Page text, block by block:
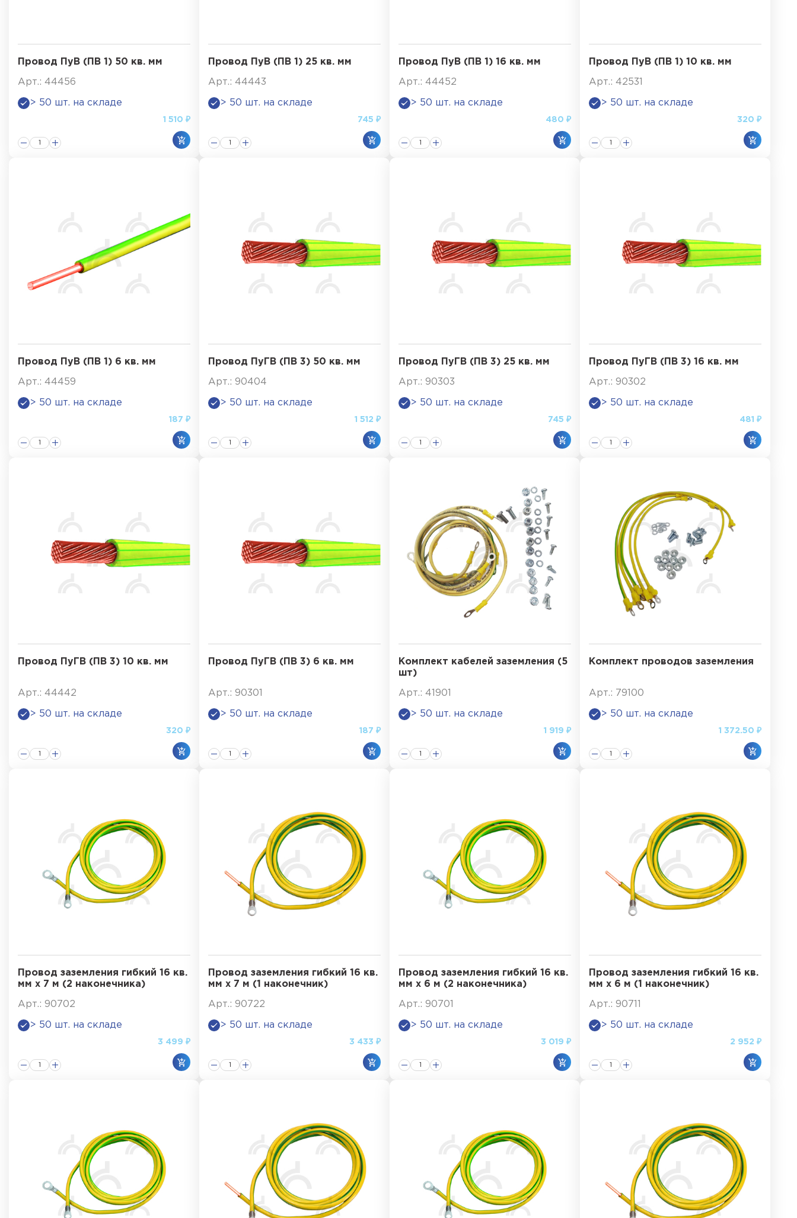
Провод ПуВ (ПВ 1) 50 кв. мм
Арт.: 44456
> 50 шт. на складе
1 510 ₽
Провод ПуВ (ПВ 1) 25 кв. мм
Арт.: 44443
> 50 шт. на складе
745 ₽
Провод ПуВ (ПВ 1) 16 кв. мм
Арт.: 44452
> 50 шт. на складе
480 ₽
Провод ПуВ (ПВ 1) 10 кв. мм
Арт.: 42531
> 50 шт. на складе
320 ₽
Провод ПуВ (ПВ 1) 6 кв. мм
Арт.: 44459
> 50 шт. на складе
187 ₽
Провод ПуГВ (ПВ 3) 50 кв. мм
Арт.: 90404
> 50 шт. на складе
1 512 ₽
Провод ПуГВ (ПВ 3) 25 кв. мм
Арт.: 90303
> 50 шт. на складе
745 ₽
Провод ПуГВ (ПВ 3) 16 кв. мм
Арт.: 90302
> 50 шт. на складе
481 ₽
Провод ПуГВ (ПВ 3) 10 кв. мм
Арт.: 44442
> 50 шт. на складе
320 ₽
Провод ПуГВ (ПВ 3) 6 кв. мм
Арт.: 90301
> 50 шт. на складе
187 ₽
Комплект кабелей заземления (5
шт)
Арт.: 41901
> 50 шт. на складе
1 919 ₽
Комплект проводов заземления
Арт.: 79100
> 50 шт. на складе
1 372.50 ₽
Провод заземления гибкий 16 кв.
мм х 7 м (2 наконечника)
Арт.: 90702
> 50 шт. на складе
3 499 ₽
Провод заземления гибкий 16 кв.
мм х 7 м (1 наконечник)
Арт.: 90722
> 50 шт. на складе
3 433 ₽
Провод заземления гибкий 16 кв.
мм х 6 м (2 наконечника)
Арт.: 90701
> 50 шт. на складе
3 019 ₽
Провод заземления гибкий 16 кв.
мм х 6 м (1 наконечник)
Арт.: 90711
> 50 шт. на складе
2 952 ₽